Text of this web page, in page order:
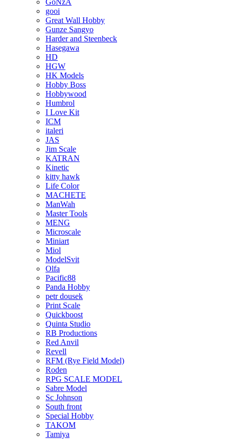
GoNzA
gooi
Great Wall Hobby
Gunze Sangyo
Harder and Steenbeck
Hasegawa
HD
HGW
HK Models
Hobby Boss
Hobbywood
Humbrol
I Love Kit
ICM
italeri
JAS
Jim Scale
KATRAN
Kinetic
kitty hawk
Life Color
MACHETE
ManWah
Master Tools
MENG
Microscale
Miniart
Miol
ModelSvit
Olfa
Pacific88
Panda Hobby
petr dousek
Print Scale
Quickboost
Quinta Studio
RB Productions
Red Anvil
Revell
RFM (Rye Field Model)
Roden
RPG SCALE MODEL
Sabre Model
Sc Johnson
South front
Special Hobby
TAKOM
Tamiya